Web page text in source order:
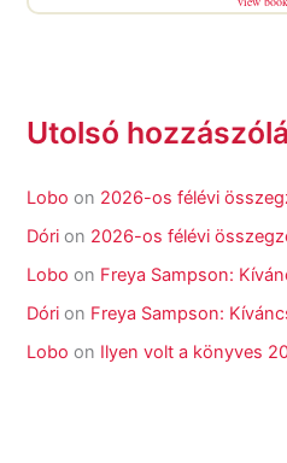
Utolsó
Lobo on 2026-os félévi
Dóri on 2026-os félévi
Lobo on Freya Sampson:
Dóri on Freya Sampson:
Lobo on Ilyen volt a könyves